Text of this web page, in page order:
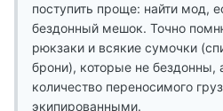
поступить проще: найти мод,
бездонный мешок. Точно
рюкзаки и всякие сумочки
брони), которые не бездонны,
количество переносимого
экипированными.